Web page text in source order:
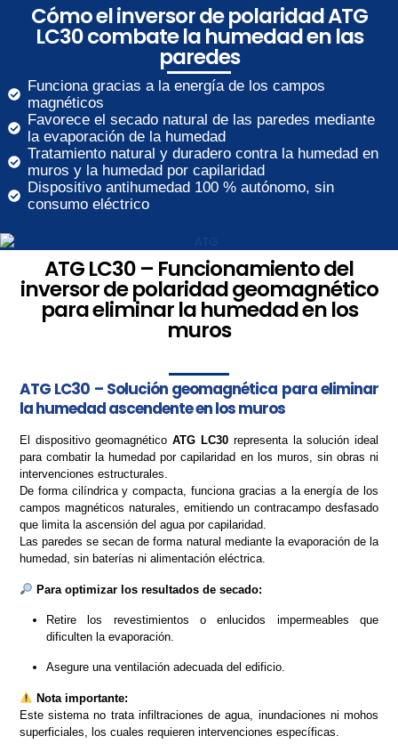
Cómo el inversor de polaridad ATG
LC30 combate la humedad en las
paredes
Funciona gracias a la energía de los campos
magnéticos
Favorece el secado natural de las paredes mediante
la evaporación de la humedad
Tratamiento natural y duradero contra la humedad en
muros y la humedad por capilaridad
Dispositivo antihumedad 100 % autónomo, sin
consumo eléctrico
ATG LC30 – Funcionamiento del
inversor de polaridad geomagnético
para eliminar la humedad en los
muros
ATG LC30 – Solución geomagnética para eliminar
la humedad ascendente en los muros
El dispositivo geomagnéticoATG LC30 representa la solución ideal
para combatir la humedad por capilaridad en los muros, sin obras ni
intervenciones estructurales.
De forma cilíndrica y compacta, funciona gracias a la energía de los
campos magnéticos naturales, emitiendo un contracampo desfasado
que limita la ascensión del agua por capilaridad.
Las paredes se secan de forma natural mediante la evaporación de la
humedad, sin baterías ni alimentación eléctrica.
Para optimizar los resultados de secado:
Retire los revestimientos o enlucidos impermeables que
dificulten la evaporación.
Asegure una ventilación adecuada del edificio.
Nota importante:
Este sistema no trata infiltraciones de agua, inundaciones ni mohos
superficiales, los cuales requieren intervenciones específicas.